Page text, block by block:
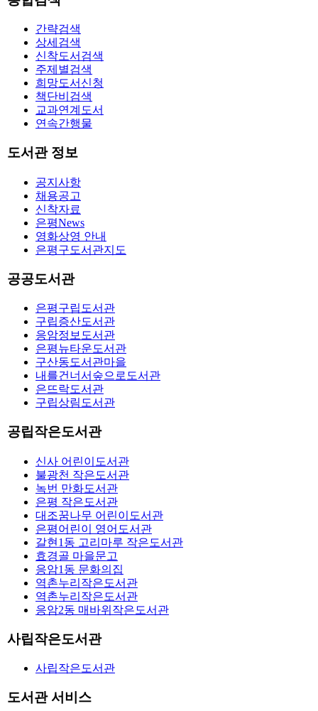
간략검색
상세검색
신착도서검색
주제별검색
희망도서신청
책단비검색
교과연계도서
연속간행물
도서관 정보
공지사항
채용공고
신착자료
은평News
영화상영 안내
은평구도서관지도
공공도서관
은평구립도서관
구립증산도서관
응암정보도서관
은평뉴타운도서관
구산동도서관마을
내를건너서숲으로도서관
은뜨락도서관
구립상림도서관
공립작은도서관
신사 어린이도서관
불광천 작은도서관
녹번 만화도서관
은평 작은도서관
대조꿈나무 어린이도서관
은평어린이 영어도서관
갈현1동 고리마루 작은도서관
효경골 마을문고
응암1동 문화의집
역촌누리작은도서관
역촌누리작은도서관
응암2동 매바위작은도서관
사립작은도서관
사립작은도서관
도서관 서비스